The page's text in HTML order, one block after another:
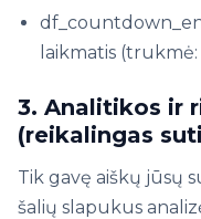
laikmatis
3. Analitikos ir
(reikalingas
Tik gavę aiškų jūsų
šalių slapukus